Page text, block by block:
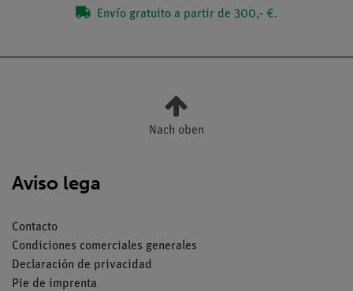
Envío gratuito a partir de 300,- €.
Nach oben
Aviso lega
Contacto
Condiciones comerciales generales
Declaración de privacidad
Pie de imprenta